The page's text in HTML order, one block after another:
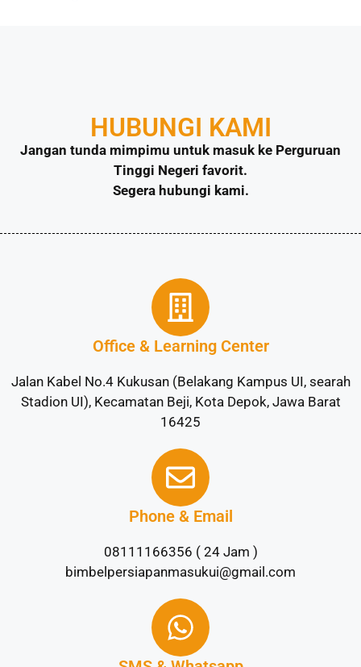
HUBUNGI KAMI
Jangan tunda mimpimu untuk masuk ke Perguruan
Tinggi Negeri favorit.
Segera hubungi kami.
Office & Learning Center
Jalan Kabel No.4 Kukusan (Belakang Kampus UI, searah
Stadion UI), Kecamatan Beji, Kota Depok, Jawa Barat
16425
Phone & Email
08111166356 ( 24 Jam )
bimbelpersiapanmasukui@gmail.com